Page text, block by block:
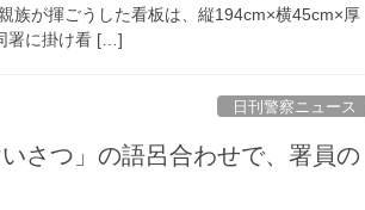
族が揮ごうした看板は、縦194cm×横45cm×厚
署に掛け看 […]
日刊警察ニュース